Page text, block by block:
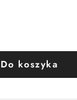
Do koszyka